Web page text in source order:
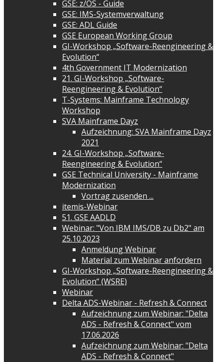
GSE: z/OS - Guide
GSE: IMS-Systemverwaltung
GSE: ADL Guide
GSE European Working Group
GI-Workshop „Software-Reengineering &
Evolution“
4th Government IT Modernization
21. GI-Workshop „Software-
Reengineering & Evolution“
T-Systems: Mainframe Technology
Workshop
SVA Mainframe Dayz
Aufzeichnung: SVA Mainframe Dayz
2021
24. GI-Workshop „Software-
Reengineering & Evolution“
GSE Technical University - Mainframe
Modernization
Vortrag zusenden ...
itemis-Webinar
51. GSE AADLD
Webinar: "Von IBM IMS/DB zu Db2" am
25.10.2023
Anmeldung Webinar
Material zum Webinar anfordern
GI-Workshop „Software-Reengineering &
Evolution“ (WSRE)
Webinar
Delta ADS-Webinar - Refresh & Connect
Aufzeichnung zum Webinar: "Delta
ADS - Refresh & Connect" vom
17.06.2026
Aufzeichnung zum Webinar: "Delta
ADS - Refresh & Connect"